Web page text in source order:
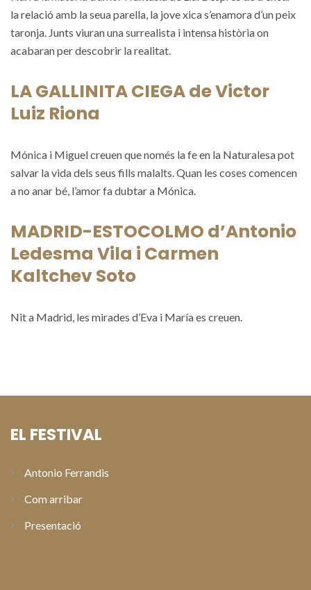
la relació amb la seua parella, la jove xica s’enamora d’un peix
taronja. Junts viuran una surrealista i intensa història on
acabaran per descobrir la realitat.
LA GALLINITA CIEGA de Victor
Luiz Riona
Mónica i Miguel creuen que només la fe en la Naturalesa pot
salvar la vida dels seus fills malalts. Quan les coses comencen
a no anar bé, l’amor fa dubtar a Mónica.
MADRID-ESTOCOLMO d’Antonio
Ledesma Vila i Carmen
Kaltchev Soto
Nit a Madrid, les mirades d’Eva i María es creuen.
EL FESTIVAL
Antonio Ferrandis
Com arribar
Presentació